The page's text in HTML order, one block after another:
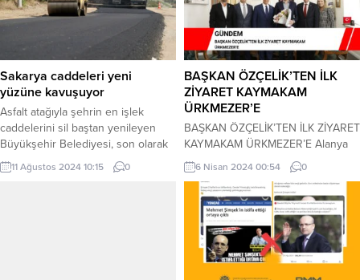
Sakarya caddeleri yeni
yüzüne kavuşuyor
Asfalt atağıyla şehrin en işlek
caddelerini sil baştan yenileyen
Büyükşehir Belediyesi, son olarak
Yenikent bölgesinin en işlek
caddelerinden biri olan 205.
11 Ağustos 2024 10:15 0
BAŞKAN ÖZÇELİK’TEN İLK
ZİYARET KAYMAKAM
ÜRKMEZER’E
BAŞKAN ÖZÇELİK’TEN İLK ZİYARET
KAYMAKAM ÜRKMEZER’E Alanya
Belediye Başkanı Osman Tarık
Özçelik, ilk ziyaretini Alanya
Kaymakamı Dr. Fatih Ürkmezer’e
yaptı. Belediye binasında
düzenlenen devir teslim töreniyle
Alanya Belediye Başkanlığı
görevine başlayan Osman Tarık
Özçelik, Belediye Başkanı olarak ilk
6 Nisan 2024 00:54 0